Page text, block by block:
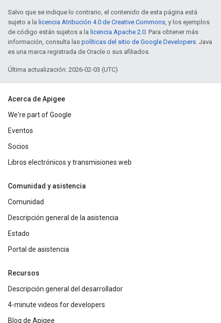
Salvo que se indique lo contrario, el contenido de esta página está
sujeto a la licencia Atribución 4.0 de Creative Commons, y los ejemplos
de código están sujetos a la licencia Apache 2.0. Para obtener más
información, consulta las políticas del sitio de Google Developers. Java
es una marca registrada de Oracle o sus afiliados.
Última actualización: 2026-02-03 (UTC)
Acerca de Apigee
We're part of Google
Eventos
Socios
Libros electrónicos y transmisiones web
Comunidad y asistencia
Comunidad
Descripción general de la asistencia
Estado
Portal de asistencia
Recursos
Descripción general del desarrollador
4-minute videos for developers
Blog de Apigee